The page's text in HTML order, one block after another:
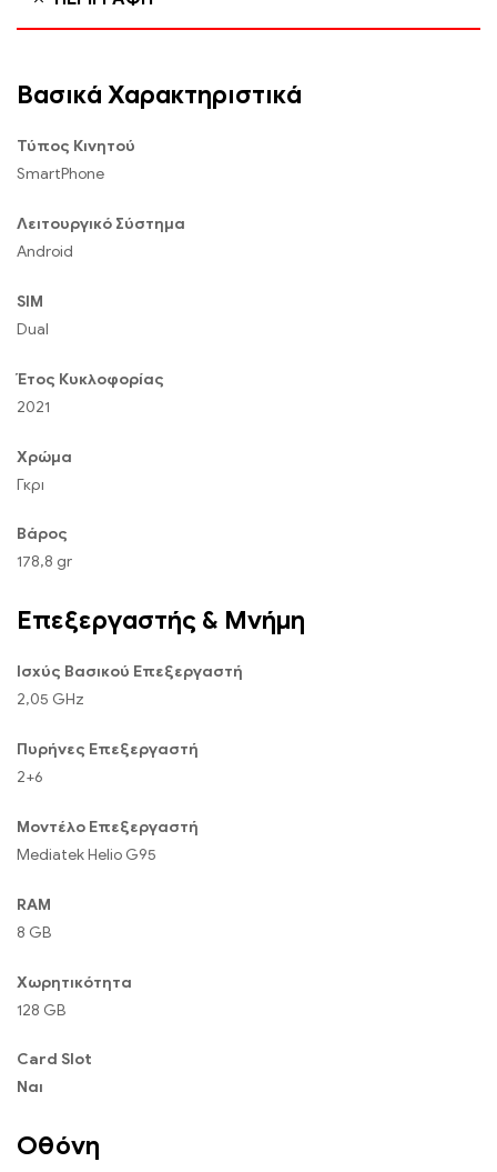
Βασικά Χαρακτηριστικά
Τύπος Κινητού
SmartPhone
Λειτουργικό Σύστημα
Android
SIM
Dual
Έτος Κυκλοφορίας
2021
Χρώμα
Γκρι
Βάρος
178,8 gr
Επεξεργαστής & Μνήμη
Ισχύς Βασικού Επεξεργαστή
2,05 GHz
Πυρήνες Επεξεργαστή
2+6
Μοντέλο Επεξεργαστή
Mediatek Helio G95
RAM
8 GB
Χωρητικότητα
128 GB
Card Slot
Ναι
Οθόνη